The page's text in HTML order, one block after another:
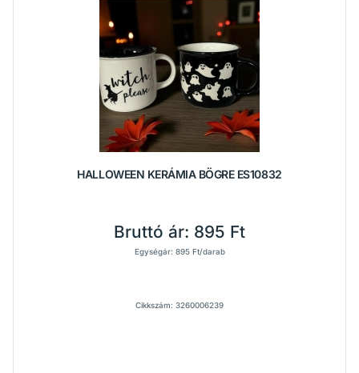
HALLOWEEN KERÁMIA BÖGRE ES10832
Bruttó ár: 895 Ft
Egységár: 895 Ft/darab
Cikkszám: 3260006239